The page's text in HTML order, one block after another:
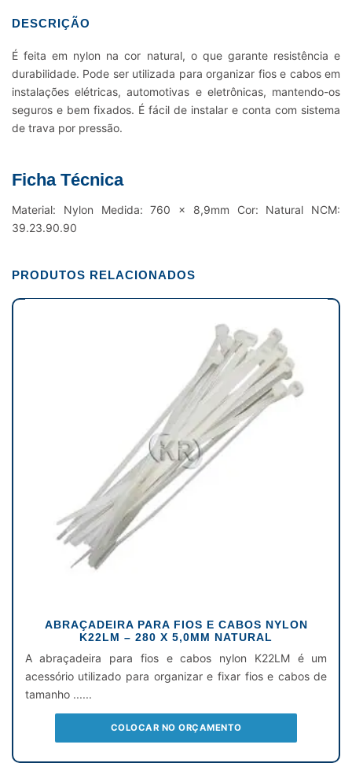
760
X
8,9MM
NATURAL
quantidade
DESCRIÇÃO
É feita em nylon na cor natural, o que garante resistência e
durabilidade. Pode ser utilizada para organizar fios e cabos em
instalações elétricas, automotivas e eletrônicas, mantendo-os
seguros e bem fixados. É fácil de instalar e conta com sistema
de trava por pressão.
Ficha Técnica
Material: Nylon Medida: 760 x 8,9mm Cor: Natural NCM:
39.23.90.90
PRODUTOS RELACIONADOS
ABRAÇADEIRA PARA FIOS E CABOS NYLON
K22LM – 280 X 5,0MM NATURAL
A abraçadeira para fios e cabos nylon K22LM é um
acessório utilizado para organizar e fixar fios e cabos de
tamanho ......
COLOCAR NO ORÇAMENTO